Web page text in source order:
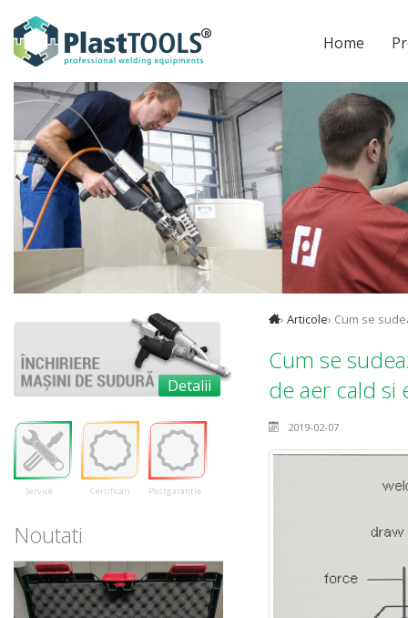
Home
Detalii
Service Certificari Postgarantie
Noutati
› Articole› Cum se
Cum se
de aer cald si
2019-02-07